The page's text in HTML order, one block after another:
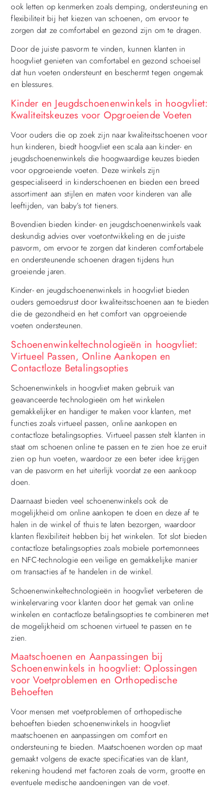
ook letten op kenmerken zoals demping, ondersteuning en
flexibiliteit bij het kiezen van schoenen, om ervoor te
zorgen dat ze comfortabel en gezond zijn om te dragen.
Door de juiste pasvorm te vinden, kunnen klanten in
hoogvliet genieten van comfortabel en gezond schoeisel
dat hun voeten ondersteunt en beschermt tegen ongemak
en blessures.
Kinder en Jeugdschoenenwinkels in hoogvliet:
Kwaliteitskeuzes voor Opgroeiende Voeten
Voor ouders die op zoek zijn naar kwaliteitsschoenen voor
hun kinderen, biedt hoogvliet een scala aan kinder- en
jeugdschoenenwinkels die hoogwaardige keuzes bieden
voor opgroeiende voeten. Deze winkels zijn
gespecialiseerd in kinderschoenen en bieden een breed
assortiment aan stijlen en maten voor kinderen van alle
leeftijden, van baby’s tot tieners.
Bovendien bieden kinder- en jeugdschoenenwinkels vaak
deskundig advies over voetontwikkeling en de juiste
pasvorm, om ervoor te zorgen dat kinderen comfortabele
en ondersteunende schoenen dragen tijdens hun
groeiende jaren.
Kinder- en jeugdschoenenwinkels in hoogvliet bieden
ouders gemoedsrust door kwaliteitsschoenen aan te bieden
die de gezondheid en het comfort van opgroeiende
voeten ondersteunen.
Schoenenwinkeltechnologieën in hoogvliet:
Virtueel Passen, Online Aankopen en
Contactloze Betalingsopties
Schoenenwinkels in hoogvliet maken gebruik van
geavanceerde technologieën om het winkelen
gemakkelijker en handiger te maken voor klanten, met
functies zoals virtueel passen, online aankopen en
contactloze betalingsopties. Virtueel passen stelt klanten in
staat om schoenen online te passen en te zien hoe ze eruit
zien op hun voeten, waardoor ze een beter idee krijgen
van de pasvorm en het uiterlijk voordat ze een aankoop
doen.
Daarnaast bieden veel schoenenwinkels ook de
mogelijkheid om online aankopen te doen en deze af te
halen in de winkel of thuis te laten bezorgen, waardoor
klanten flexibiliteit hebben bij het winkelen. Tot slot bieden
contactloze betalingsopties zoals mobiele portemonnees
en NFC-technologie een veilige en gemakkelijke manier
om transacties af te handelen in de winkel.
Schoenenwinkeltechnologieën in hoogvliet verbeteren de
winkelervaring voor klanten door het gemak van online
winkelen en contactloze betalingsopties te combineren met
de mogelijkheid om schoenen virtueel te passen en te
zien.
Maatschoenen en Aanpassingen bij
Schoenenwinkels in hoogvliet: Oplossingen
voor Voetproblemen en Orthopedische
Behoeften
Voor mensen met voetproblemen of orthopedische
behoeften bieden schoenenwinkels in hoogvliet
maatschoenen en aanpassingen om comfort en
ondersteuning te bieden. Maatschoenen worden op maat
gemaakt volgens de exacte specificaties van de klant,
rekening houdend met factoren zoals de vorm, grootte en
eventuele medische aandoeningen van de voet.